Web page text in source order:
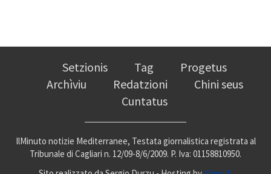
Setzionis Tag
Progetus
Archìviu
Redatzioni
Chini seus
Cuntatus
IlMinuto notizie Mediterranee, Testata giornalistica registrata al
Tribunale di Cagliari n. 12/09-8/6/2009. P. Iva: 01158810950.